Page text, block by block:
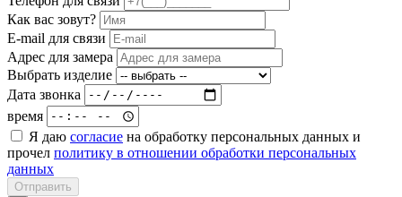
Как вас зовут?
E-mail для связи
Адрес для замера
Выбрать изделие
Дата звонка
время
Я даю согласие на обработку персональных данных и
прочел политику в отношении обработки персональных
данных
Отправить